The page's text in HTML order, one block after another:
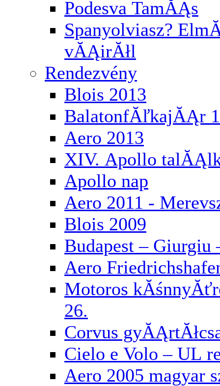
Podesva TamĂĄs
Spanyolviasz?
vĂĄirĂłl
Rendezvény
Blois 2013
BalatonfĂľkajĂĄr
Aero 2013
XIV. Apollo
Apollo nap
Aero 2011 -
Blois 2009
Budapest – Giurgiu
Aero
Motoros
26.
Corvus
Cielo e Volo – UL
Aero 2005 magyar